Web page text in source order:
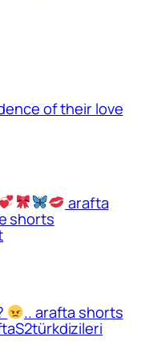
of their love
arafta
shorts
.. arafta shorts